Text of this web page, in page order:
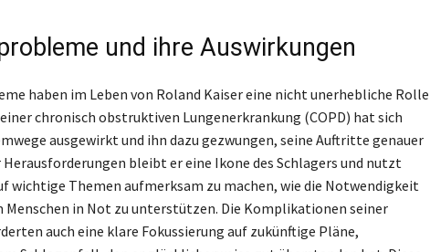
und ihre Auswirkungen
haben im Leben von Roland Kaiser eine nicht unerhebliche Rolle
chronisch obstruktiven Lungenerkrankung (COPD) hat sich
ausgewirkt und ihn dazu gezwungen, seine Auftritte genauer
bleibt er eine Ikone des Schlagers und nutzt
wichtige Themen aufmerksam zu machen, wie die Notwendigkeit
Menschen in Not zu unterstützen. Die Komplikationen seiner
auch eine klare Fokussierung auf zukünftige Pläne,